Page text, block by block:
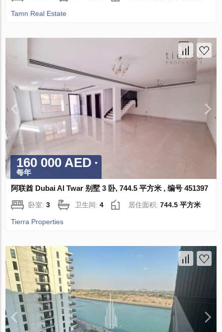
Tamn Real Estate
160 000 AED
每年
阿联酋 Dubai Al Twar 别墅 3 卧, 744.5 平方米 , 编号 451397
卧室:3 卫生间:4 居住面积:744.5 平方米
Tierra Properties